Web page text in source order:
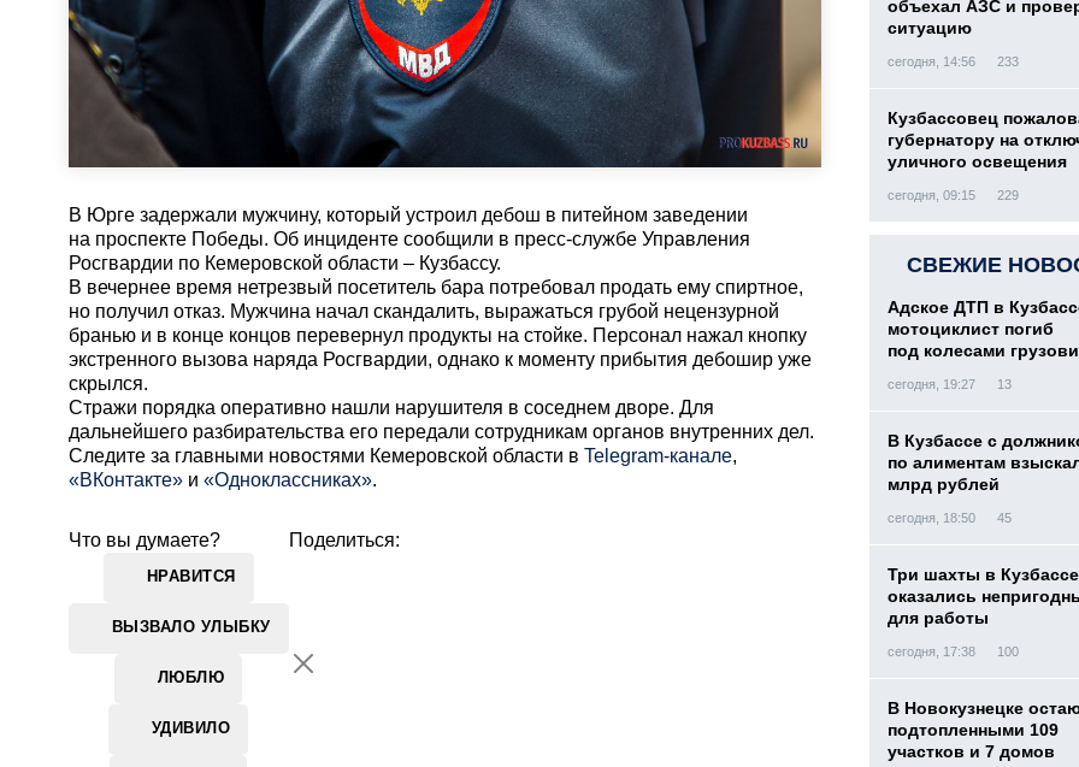
В Юрге задержали мужчину, который устроил дебош в питейном заведении
на проспекте Победы. Об инциденте сообщили в пресс-службе Управления
Росгвардии по Кемеровской области – Кузбассу.
В вечернее время нетрезвый посетитель бара потребовал продать ему спиртное,
но получил отказ. Мужчина начал скандалить, выражаться грубой нецензурной
бранью и в конце концов перевернул продукты на стойке. Персонал нажал кнопку
экстренного вызова наряда Росгвардии, однако к моменту прибытия дебошир уже
скрылся.
Стражи порядка оперативно нашли нарушителя в соседнем дворе. Для
дальнейшего разбирательства его передали сотрудникам органов внутренних дел.
Cледите за главными новостями Кемеровской области в Telegram-канале,
«ВКонтакте» и «Одноклассниках».
Что вы думаете?
НРАВИТСЯ
ВЫЗВАЛО УЛЫБКУ
ЛЮБЛЮ
УДИВИЛО
Поделиться:
объехал АЗС и
ситуацию
сегодня, 14:56 233
Кузбассовец
губернатору на
уличного освещения
сегодня, 09:15 229
СВЕЖИЕ
Адское ДТП в
мотоциклист погиб
под колесами
сегодня, 19:27 13
В Кузбассе с
по алиментам
млрд рублей
сегодня, 18:50 45
Три шахты в Кузбассе
оказались
для работы
сегодня, 17:38 100
В Новокузнецке
подтопленными 109
участков и 7 домов